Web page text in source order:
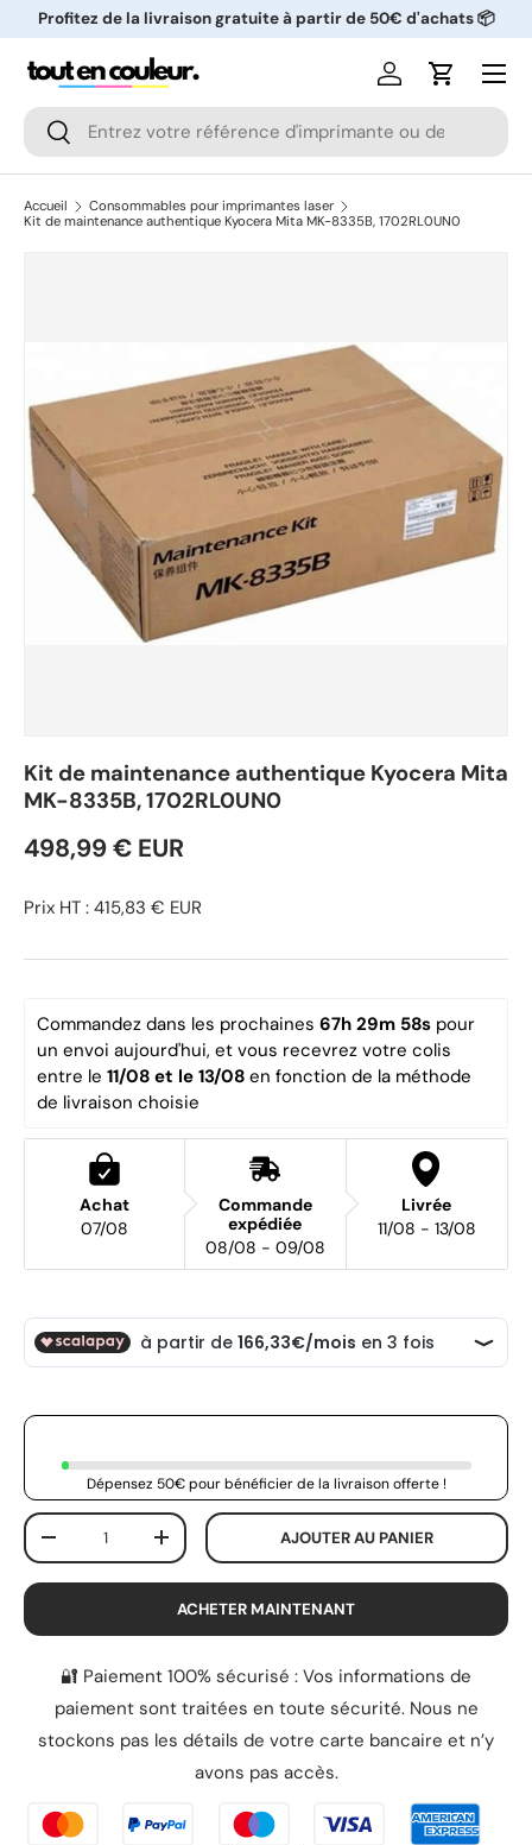
ALLER AU CONTENU
Profitez de la livraison gratuite à partir de 50€ d'achats 📦
Recherche
Rechercher
Se connecter
Panier
Menu
Accueil
Consommables pour imprimantes laser
Kit de maintenance authentique Kyocera Mita MK-8335B, 1702RL0UN0
Kit de maintenance authentique Kyocera Mita
MK-8335B, 1702RL0UN0
498,99 € EUR
Prix HT : 415,83 € EUR
Commandez dans les prochaines 67h 29m 58s pour
un envoi aujourd'hui, et vous recevrez votre colis
entre le 11/08 et le 13/08 en fonction de la méthode
de livraison choisie
Achat
07/08
Commande
expédiée
08/08 - 09/08
Livrée
11/08 - 13/08
Dépensez 50€ pour bénéficier de la livraison offerte !
Qté
-
+ AJOUTER AU PANIER
ACHETER MAINTENANT
🔐 Paiement 100% sécurisé : Vos informations de
paiement sont traitées en toute sécurité. Nous ne
stockons pas les détails de votre carte bancaire et n’y
avons pas accès.